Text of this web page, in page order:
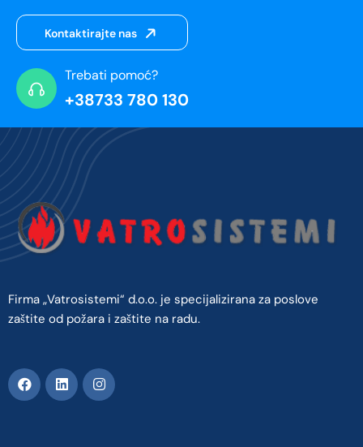
Kontaktirajte nas
Trebati pomoć?
+38733 780 130
Firma „Vatrosistemi“ d.o.o. je specijalizirana za poslove
zaštite od požara i zaštite na radu.